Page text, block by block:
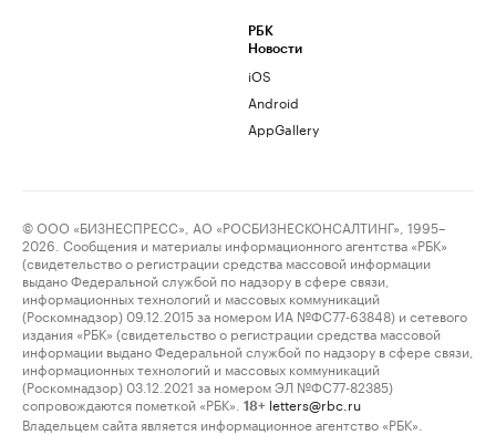
РБК
Новости
iOS
Android
AppGallery
© ООО «БИЗНЕСПРЕСС», АО «РОСБИЗНЕСКОНСАЛТИНГ», 1995–
2026. Сообщения и материалы информационного агентства «РБК»
(свидетельство о регистрации средства массовой информации
выдано Федеральной службой по надзору в сфере связи,
информационных технологий и массовых коммуникаций
(Роскомнадзор) 09.12.2015 за номером ИА №ФС77-63848) и сетевого
издания «РБК» (свидетельство о регистрации средства массовой
информации выдано Федеральной службой по надзору в сфере связи,
информационных технологий и массовых коммуникаций
(Роскомнадзор) 03.12.2021 за номером ЭЛ №ФС77-82385)
сопровождаются пометкой «РБК».
18+ letters@rbc.ru
Владельцем сайта является информационное агентство «РБК».